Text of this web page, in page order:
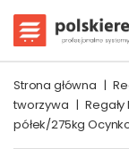
Strona główna |
tworzywa |
półek/275kg